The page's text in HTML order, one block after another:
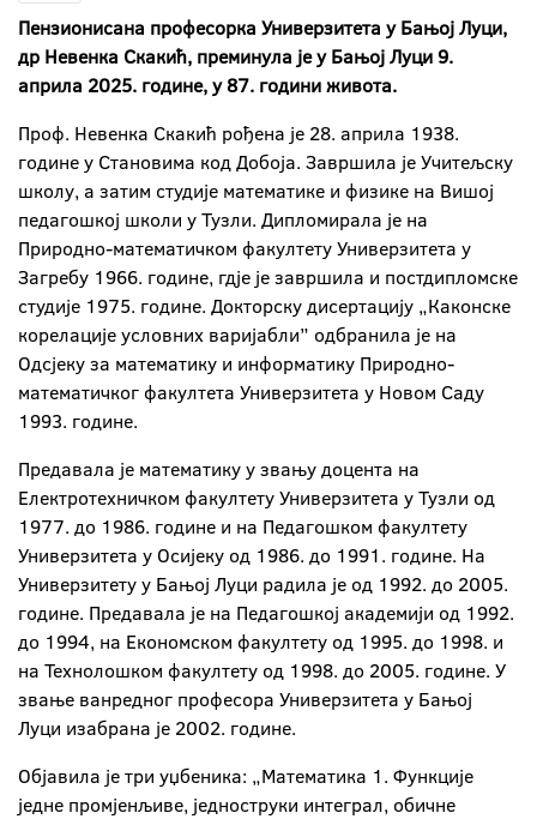
Пензионисана професорка Универзитета у Бањој Луци,
др Невенка Скакић, преминула је у Бањој Луци 9.
априла 2025. године, у 87. години живота.
Проф. Невенка Скакић рођена је 28. априла 1938.
године у Становима код Добоја. Завршила је Учитељску
школу, а затим студије математике и физике на Вишој
педагошкој школи у Тузли. Дипломирала је на
Природно-математичком факултету Универзитета у
Загребу 1966. године, гдје је завршила и постдипломске
студије 1975. године. Докторску дисертацију „Каконске
корелације условних варијабли” одбранила је на
Одсјеку за математику и информатику Природно-
математичког факултета Универзитета у Новом Саду
1993. године.
Предавала је математику у звању доцента на
Електротехничком факултету Универзитета у Тузли од
1977. до 1986. године и на Педагошком факултету
Универзитета у Осијеку од 1986. до 1991. године. На
Универзитету у Бањој Луци радила је од 1992. до 2005.
године. Предавала је на Педагошкој академији од 1992.
до 1994, на Економском факултету од 1995. до 1998. и
на Технолошком факултету од 1998. до 2005. године. У
звање ванредног професора Универзитета у Бањој
Луци изабрана је 2002. године.
Објавила је три уџбеника: „Математика 1. Функције
једне промјенљиве, једноструки интеграл, обичне